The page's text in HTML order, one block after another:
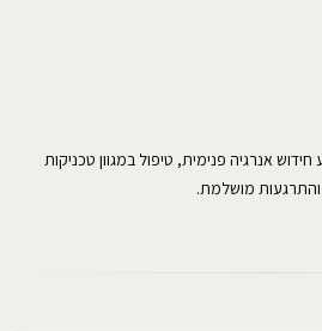
אנרגיה פנימית, טיפול במגוון טכניקות
והתרגעות מושלמת.